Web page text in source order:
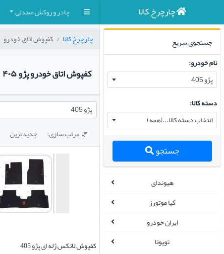
چادر و روکش صندلی چارچرخ کالا
جستجوی سریع
نام خودرو:
پژو 405
دسته کالا:
انتخاب دسته کالا...(همه)
جستجو
هیوندای
کیا موتورز
ایران خودرو
تویوتا
چارچرخ کالا کفپوش اتاق خودرو
کفپوش اتاق خودرو پژو ۴۰۵
پژو 405
 مرتب سازی: جدیدترین
کفپوش لاتکس ژله ای پژو 405